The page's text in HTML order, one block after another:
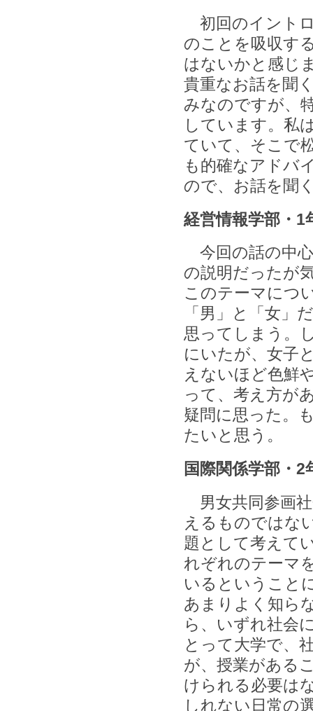
初回のイント
のことを吸収す
はないかと感じ
貴重なお話を聞
みなのですが、
しています。私
ていて、そこで
も的確なアドバ
ので、お話を聞
経営情報学部・1
今回の話の中
の説明だったが
このテーマにつ
「男」と「女」
思ってしまう。
にいたが、女子
えないほど色鮮
って、考え方が
疑問に思った。
たいと思う。
国際関係学部・2
男女共同参画
えるものではな
題として考えて
れぞれのテーマ
いるということ
あまりよく知ら
ら、いずれ社会
とって大学で、
が、授業がある
けられる必要は
しれない日常の